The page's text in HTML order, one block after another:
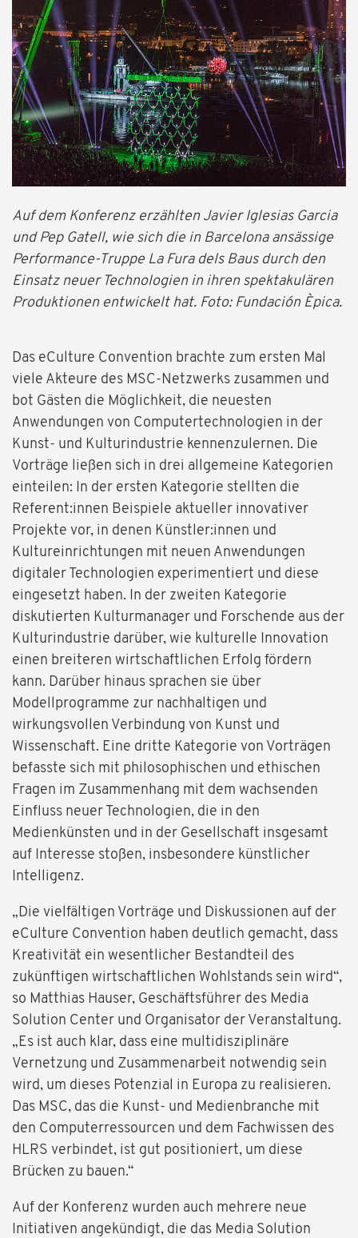
Auf dem Konferenz erzählten Javier Iglesias Garcia
und Pep Gatell, wie sich die in Barcelona ansässige
Performance-Truppe La Fura dels Baus durch den
Einsatz neuer Technologien in ihren spektakulären
Produktionen entwickelt hat. Foto: Fundación Èpica.
Das eCulture Convention brachte zum ersten Mal
viele Akteure des MSC-Netzwerks zusammen und
bot Gästen die Möglichkeit, die neuesten
Anwendungen von Computertechnologien in der
Kunst- und Kulturindustrie kennenzulernen. Die
Vorträge ließen sich in drei allgemeine Kategorien
einteilen: In der ersten Kategorie stellten die
Referent:innen Beispiele aktueller innovativer
Projekte vor, in denen Künstler:innen und
Kultureinrichtungen mit neuen Anwendungen
digitaler Technologien experimentiert und diese
eingesetzt haben. In der zweiten Kategorie
diskutierten Kulturmanager und Forschende aus der
Kulturindustrie darüber, wie kulturelle Innovation
einen breiteren wirtschaftlichen Erfolg fördern
kann. Darüber hinaus sprachen sie über
Modellprogramme zur nachhaltigen und
wirkungsvollen Verbindung von Kunst und
Wissenschaft. Eine dritte Kategorie von Vorträgen
befasste sich mit philosophischen und ethischen
Fragen im Zusammenhang mit dem wachsenden
Einfluss neuer Technologien, die in den
Medienkünsten und in der Gesellschaft insgesamt
auf Interesse stoßen, insbesondere künstlicher
Intelligenz.
„Die vielfältigen Vorträge und Diskussionen auf der
eCulture Convention haben deutlich gemacht, dass
Kreativität ein wesentlicher Bestandteil des
zukünftigen wirtschaftlichen Wohlstands sein wird“,
so Matthias Hauser, Geschäftsführer des Media
Solution Center und Organisator der Veranstaltung.
„Es ist auch klar, dass eine multidisziplinäre
Vernetzung und Zusammenarbeit notwendig sein
wird, um dieses Potenzial in Europa zu realisieren.
Das MSC, das die Kunst- und Medienbranche mit
den Computerressourcen und dem Fachwissen des
HLRS verbindet, ist gut positioniert, um diese
Brücken zu bauen.“
Auf der Konferenz wurden auch mehrere neue
Initiativen angekündigt, die das Media Solution